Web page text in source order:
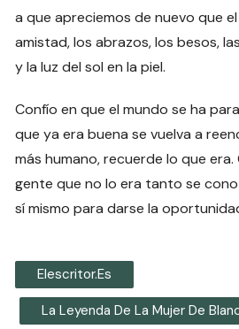
a que apreciemos de nuevo que el
amistad, los abrazos, los besos,
y la luz del sol en la piel.
Confío en que el mundo se ha
que ya era buena se vuelva a
más humano, recuerde lo que era.
gente que no lo era tanto se
sí mismo para darse la
Elescritor.es
La Leyenda De La Mujer De